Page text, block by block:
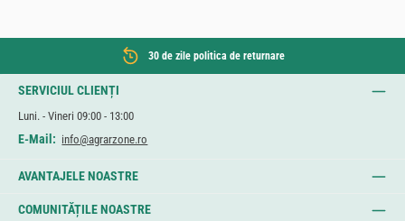
30 de zile politica de returnare
SERVICIUL CLIENȚI
Luni. - Vineri 09:00 - 13:00
E-Mail: info@agrarzone.ro
AVANTAJELE NOASTRE
COMUNITĂȚILE NOASTRE